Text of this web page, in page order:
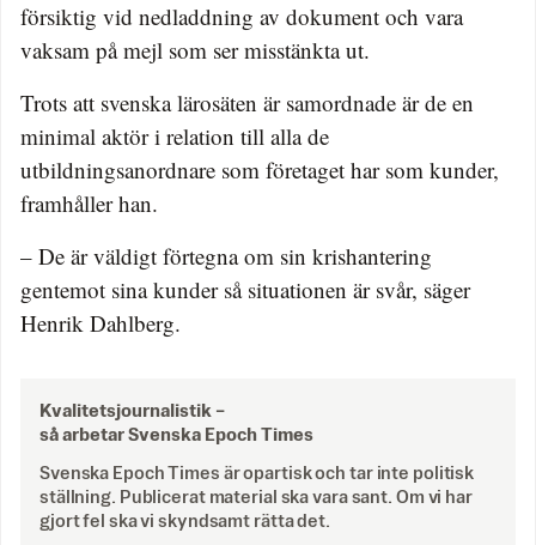
försiktig vid nedladdning av dokument och vara
vaksam på mejl som ser misstänkta ut.
Trots att svenska lärosäten är samordnade är de en
minimal aktör i relation till alla de
utbildningsanordnare som företaget har som kunder,
framhåller han.
– De är väldigt förtegna om sin krishantering
gentemot sina kunder så situationen är svår, säger
Henrik Dahlberg.
Kvalitetsjournalistik –
så arbetar Svenska Epoch Times
Svenska Epoch Times är opartisk och tar inte politisk
ställning. Publicerat material ska vara sant. Om vi har
gjort fel ska vi skyndsamt rätta det.